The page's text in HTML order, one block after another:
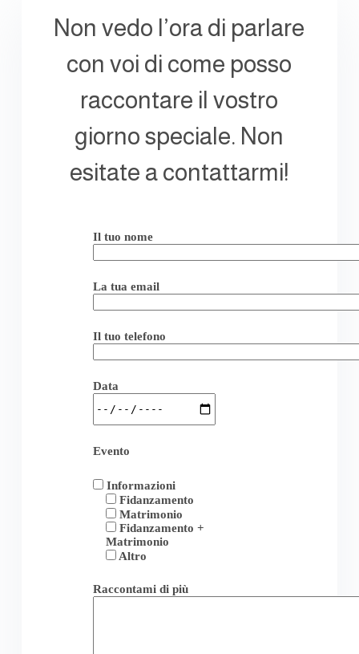
Non vedo l’ora di parlare
con voi di come posso
raccontare il vostro
giorno speciale. Non
esitate a contattarmi!
Il tuo nome
La tua email
Il tuo telefono
Data
Evento
Informazioni
Fidanzamento
Matrimonio
Fidanzamento +
Matrimonio
Altro
Raccontami di più